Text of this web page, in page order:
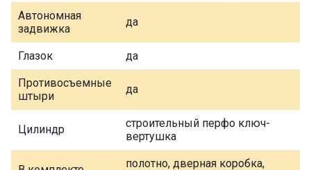
Автономная
задвижка
да
Глазок да
Противосъемные
штыри
да
Цилиндр
строительный перфо ключ-
вертушка
полотно, дверная коробка,